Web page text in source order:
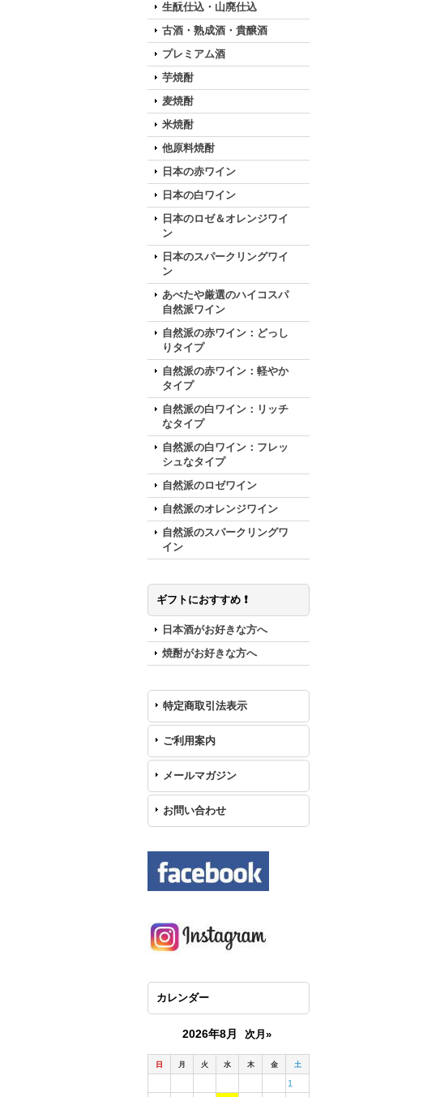
生酛仕込・山廃仕込
古酒・熟成酒・貴醸酒
プレミアム酒
芋焼酎
麦焼酎
米焼酎
他原料焼酎
日本の赤ワイン
日本の白ワイン
日本のロゼ＆オレンジワイ
ン
日本のスパークリングワイ
ン
あべたや厳選のハイコスパ
自然派ワイン
自然派の赤ワイン：どっし
りタイプ
自然派の赤ワイン：軽やか
タイプ
自然派の白ワイン：リッチ
なタイプ
自然派の白ワイン：フレッ
シュなタイプ
自然派のロゼワイン
自然派のオレンジワイン
自然派のスパークリングワ
イン
ギフトにおすすめ ❗️
日本酒がお好きな方へ
焼酎がお好きな方へ
特定商取引法表示
ご利用案内
メールマガジン
お問い合わせ
カレンダー
2026年8月 次月»
日 月 火 水 木 金 土
1